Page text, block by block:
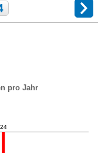
pro Jahr
24